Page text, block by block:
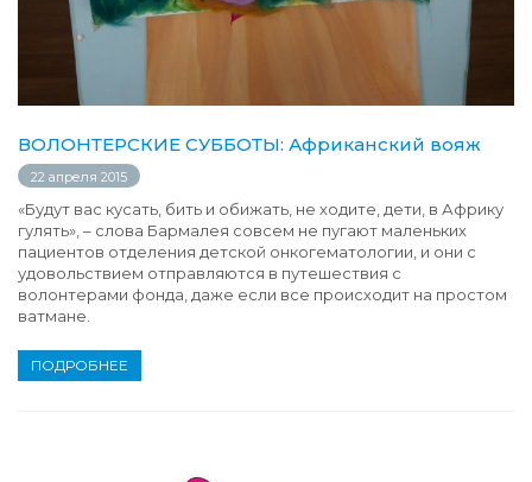
ВОЛОНТЕРСКИЕ СУББОТЫ: Африканский вояж
22 апреля 2015
«Будут вас кусать, бить и обижать, не ходите, дети, в Африку
гулять», – слова Бармалея совсем не пугают маленьких
пациентов отделения детской онкогематологии, и они с
удовольствием отправляются в путешествия с
волонтерами фонда, даже если все происходит на простом
ватмане.
ПОДРОБНЕЕ